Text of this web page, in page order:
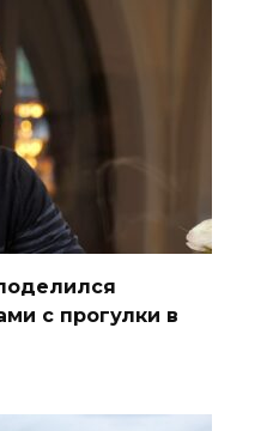
с прогулки в